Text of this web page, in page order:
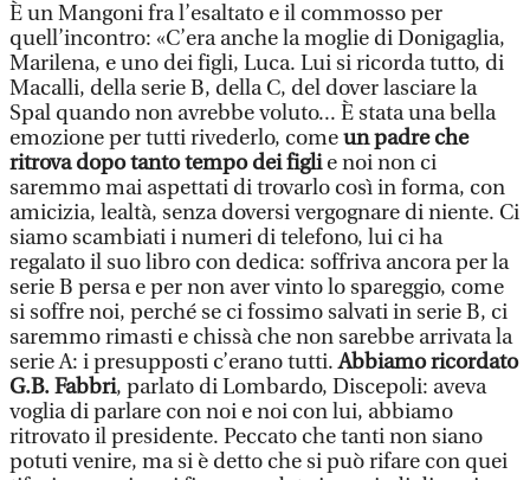
È un Mangoni fra l’esaltato e il commosso per
quell’incontro: «C’era anche la moglie di Donigaglia,
Marilena, e uno dei figli, Luca. Lui si ricorda tutto, di
Macalli, della serie B, della C, del dover lasciare la
Spal quando non avrebbe voluto... È stata una bella
emozione per tutti rivederlo, comeun padre che
ritrova dopo tanto tempo dei figlie noi non ci
saremmo mai aspettati di trovarlo così in forma, con
amicizia, lealtà, senza doversi vergognare di niente. Ci
siamo scambiati i numeri di telefono, lui ci ha
regalato il suo libro con dedica: soffriva ancora per la
serie B persa e per non aver vinto lo spareggio, come
si soffre noi, perché se ci fossimo salvati in serie B, ci
saremmo rimasti e chissà che non sarebbe arrivata la
serie A: i presupposti c’erano tutti.Abbiamo ricordato
G.B. Fabbri, parlato di Lombardo, Discepoli: aveva
voglia di parlare con noi e noi con lui, abbiamo
ritrovato il presidente. Peccato che tanti non siano
potuti venire, ma si è detto che si può rifare con quei